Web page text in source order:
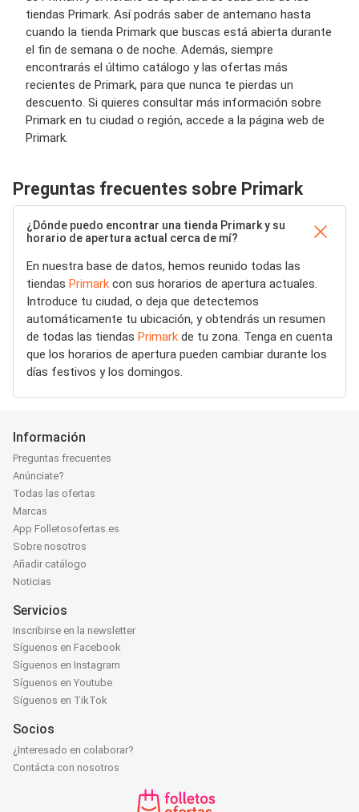
tiendas Primark. Así podrás saber de antemano hasta
cuando la tienda Primark que buscas está abierta durante
el fin de semana o de noche. Además, siempre
encontrarás el último catálogo y las ofertas más
recientes de Primark, para que nunca te pierdas un
descuento. Si quieres consultar más información sobre
Primark en tu ciudad o región, accede a la página web de
Primark.
Preguntas frecuentes sobre Primark
¿Dónde puedo encontrar una tienda Primark y su
horario de apertura actual cerca de mí?
En nuestra base de datos, hemos reunido todas las
tiendas Primark con sus horarios de apertura actuales.
Introduce tu ciudad, o deja que detectemos
automáticamente tu ubicación, y obtendrás un resumen
de todas las tiendas Primark de tu zona. Tenga en cuenta
que los horarios de apertura pueden cambiar durante los
días festivos y los domingos.
Información
Preguntas frecuentes
Anúnciate?
Todas las ofertas
Marcas
App Folletosofertas.es
Sobre nosotros
Añadir catálogo
Noticias
Servicios
Inscribirse en la newsletter
Síguenos en Facebook
Síguenos en Instagram
Síguenos en Youtube
Síguenos en TikTok
Socios
¿Interesado en colaborar?
Contácta con nosotros